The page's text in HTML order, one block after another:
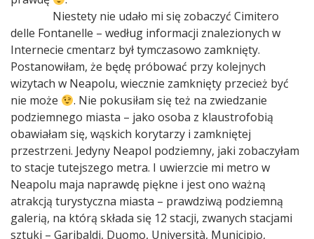
Niestety nie udało mi się zobaczyć Cimitero
delle Fontanelle – według informacji znalezionych w
Internecie cmentarz był tymczasowo zamknięty.
Postanowiłam, że będę próbować przy kolejnych
wizytach w Neapolu, wiecznie zamknięty przecież być
nie może
. Nie pokusiłam się też na zwiedzanie
podziemnego miasta – jako osoba z klaustrofobią
obawiałam się, wąskich korytarzy i zamkniętej
przestrzeni. Jedyny Neapol podziemny, jaki zobaczyłam
to stacje tutejszego metra. I uwierzcie mi metro w
Neapolu maja naprawdę piękne i jest ono ważną
atrakcją turystyczna miasta – prawdziwą podziemną
galerią, na którą składa się 12 stacji, zwanych stacjami
sztuki – Garibaldi, Duomo, Università, Municipio,